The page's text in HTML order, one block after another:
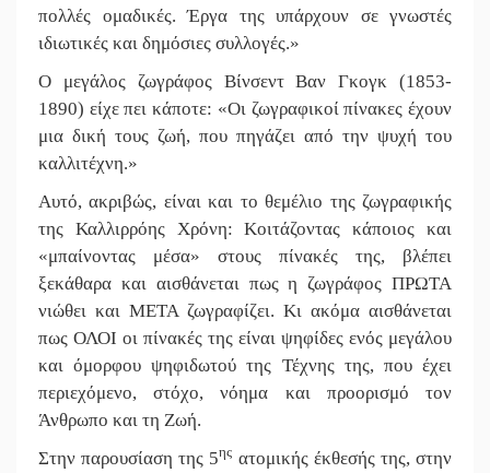
πολλές ομαδικές. Έργα της υπάρχουν σε γνωστές
ιδιωτικές και δημόσιες συλλογές.»
Ο μεγάλος ζωγράφος Βίνσεντ Βαν Γκογκ (1853-
1890) είχε πει κάποτε: «Οι ζωγραφικοί πίνακες έχουν
μια δική τους ζωή, που πηγάζει από την ψυχή του
καλλιτέχνη.»
Αυτό, ακριβώς, είναι και το θεμέλιο της ζωγραφικής
της Καλλιρρόης Χρόνη: Κοιτάζοντας κάποιος και
«μπαίνοντας μέσα» στους πίνακές της, βλέπει
ξεκάθαρα και αισθάνεται πως η ζωγράφος ΠΡΩΤΑ
νιώθει και ΜΕΤΑ ζωγραφίζει. Κι ακόμα αισθάνεται
πως ΟΛΟΙ οι πίνακές της είναι ψηφίδες ενός μεγάλου
και όμορφου ψηφιδωτού της Τέχνης της, που έχει
περιεχόμενο, στόχο, νόημα και προορισμό τον
Άνθρωπο και τη Ζωή.
Στην παρουσίαση της 5ης ατομικής έκθεσής της, στην